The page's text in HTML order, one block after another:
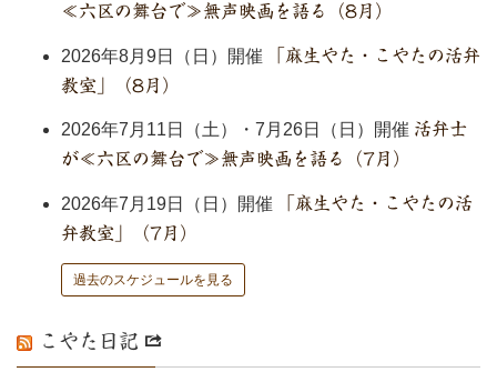
≪六区の舞台で≫無声映画を語る（8月）
2026年8月9日（日）開催
「麻生やた・こやたの活弁
教室」（8月）
2026年7月11日（土）・7月26日（日）開催 活弁士
が≪六区の舞台で≫無声映画を語る（7月）
2026年7月19日（日）開催
「麻生やた・こやたの活
弁教室」（7月）
過去のスケジュールを見る
こやた日記